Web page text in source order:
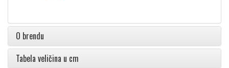
O brendu
Tabela veličina u cm